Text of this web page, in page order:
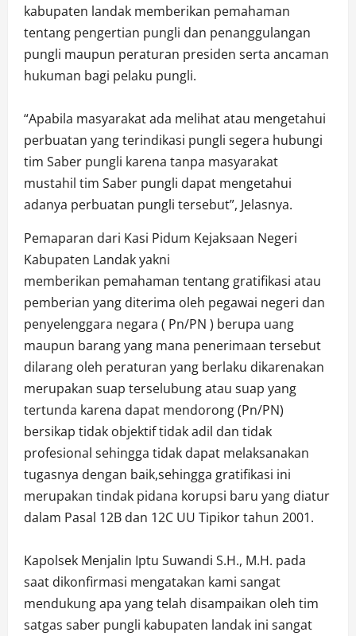
kabupaten landak memberikan pemahaman
tentang pengertian pungli dan penanggulangan
pungli maupun peraturan presiden serta ancaman
hukuman bagi pelaku pungli.
“Apabila masyarakat ada melihat atau mengetahui
perbuatan yang terindikasi pungli segera hubungi
tim Saber pungli karena tanpa masyarakat
mustahil tim Saber pungli dapat mengetahui
adanya perbuatan pungli tersebut”, Jelasnya.
Pemaparan dari Kasi Pidum Kejaksaan Negeri
Kabupaten Landak yakni
memberikan pemahaman tentang gratifikasi atau
pemberian yang diterima oleh pegawai negeri dan
penyelenggara negara ( Pn/PN ) berupa uang
maupun barang yang mana penerimaan tersebut
dilarang oleh peraturan yang berlaku dikarenakan
merupakan suap terselubung atau suap yang
tertunda karena dapat mendorong (Pn/PN)
bersikap tidak objektif tidak adil dan tidak
profesional sehingga tidak dapat melaksanakan
tugasnya dengan baik,sehingga gratifikasi ini
merupakan tindak pidana korupsi baru yang diatur
dalam Pasal 12B dan 12C UU Tipikor tahun 2001.
Kapolsek Menjalin Iptu Suwandi S.H., M.H. pada
saat dikonfirmasi mengatakan kami sangat
mendukung apa yang telah disampaikan oleh tim
satgas saber pungli kabupaten landak ini sangat